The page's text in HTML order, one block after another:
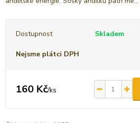
Dostupnost Skladem
Nejsme plátci DPH
160 Kč/ks